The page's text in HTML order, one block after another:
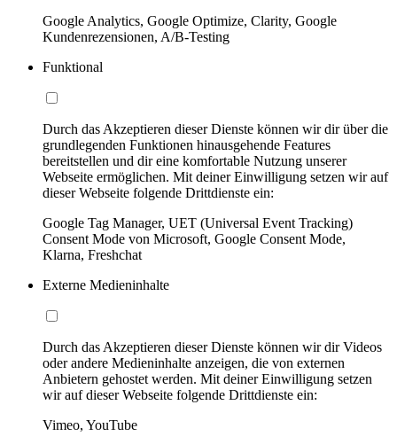
Google Analytics, Google Optimize, Clarity, Google
Kundenrezensionen, A/B-Testing
Funktional
Durch das Akzeptieren dieser Dienste können wir dir über die
grundlegenden Funktionen hinausgehende Features
bereitstellen und dir eine komfortable Nutzung unserer
Webseite ermöglichen. Mit deiner Einwilligung setzen wir auf
dieser Webseite folgende Drittdienste ein:
Google Tag Manager, UET (Universal Event Tracking)
Consent Mode von Microsoft, Google Consent Mode,
Klarna, Freshchat
Externe Medieninhalte
Durch das Akzeptieren dieser Dienste können wir dir Videos
oder andere Medieninhalte anzeigen, die von externen
Anbietern gehostet werden. Mit deiner Einwilligung setzen
wir auf dieser Webseite folgende Drittdienste ein:
Vimeo, YouTube